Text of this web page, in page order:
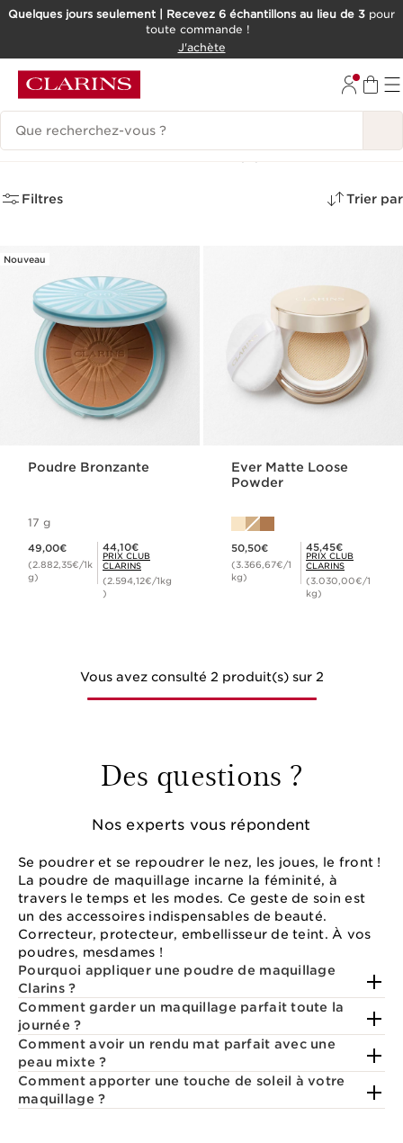
ALLER AU CONTENU
Quelques jours seulement | Recevez 6 échantillons au lieu de 3 pour
toute commande !
J'achète
Historique des recherches
Poudres matifiantes (2)
Filtres Trier par
Nouveau
Poudre Bronzante
17 g
49,00€
(2.882,35€/1k
g)
Prix Club Clarins 44,10€
44,10€
PRIX CLUB
CLARINS
(2.594,12€/1kg
)
Ever Matte Loose
Powder
50,50€
(3.366,67€/1
kg)
Prix Club Clarins 45,45€
45,45€
PRIX CLUB
CLARINS
(3.030,00€/1
kg)
Vous avez consulté 2 produit(s) sur 2
Des questions ?
Nos experts vous répondent
Se poudrer et se repoudrer le nez, les joues, le front !
La poudre de maquillage incarne la féminité, à
travers le temps et les modes. Ce geste de soin est
un des accessoires indispensables de beauté.
Correcteur, protecteur, embellisseur de teint. À vos
poudres, mesdames !
Pourquoi appliquer une poudre de maquillage
Clarins ?
Comment garder un maquillage parfait toute la
journée ?
Comment avoir un rendu mat parfait avec une
peau mixte ?
Comment apporter une touche de soleil à votre
maquillage ?